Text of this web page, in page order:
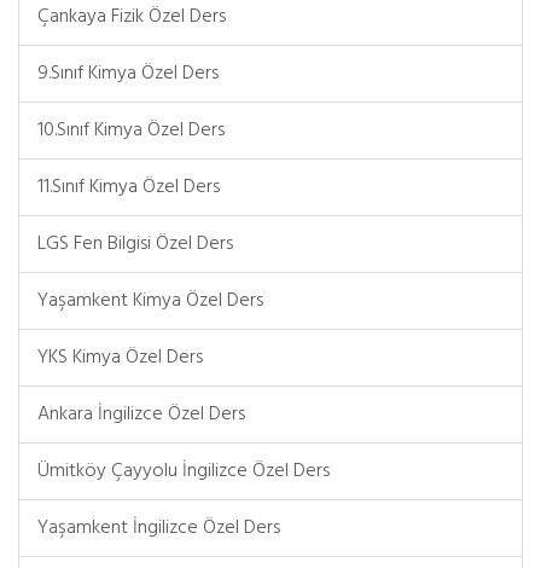
Çankaya Fizik Özel Ders
9.Sınıf Kimya Özel Ders
10.Sınıf Kimya Özel Ders
11.Sınıf Kimya Özel Ders
LGS Fen Bilgisi Özel Ders
Yaşamkent Kimya Özel Ders
YKS Kimya Özel Ders
Ankara İngilizce Özel Ders
Ümitköy Çayyolu İngilizce Özel Ders
Yaşamkent İngilizce Özel Ders